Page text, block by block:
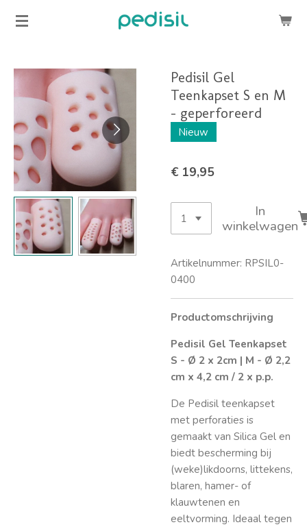
Ga
direct
hoofdinhoud
Pedisil Gel
Teenkapset S en M
- geperforeerd
Nieuw
€ 19,95
In
winkelwagen
Artikelnummer: RPSIL0-
0400
Productomschrijving
Pedisil Gel Teenkapset
S - Ø 2 x 2cm | M - Ø 2,2
cm x 4,2 cm / 2 x p.p.
De Pedisil teenkapset
met perforaties is
gemaakt van Silica Gel en
biedt bescherming bij
(weke)likdoorns, littekens,
blaren, hamer- of
klauwtenen en
eeltvorming. Ideaal tegen